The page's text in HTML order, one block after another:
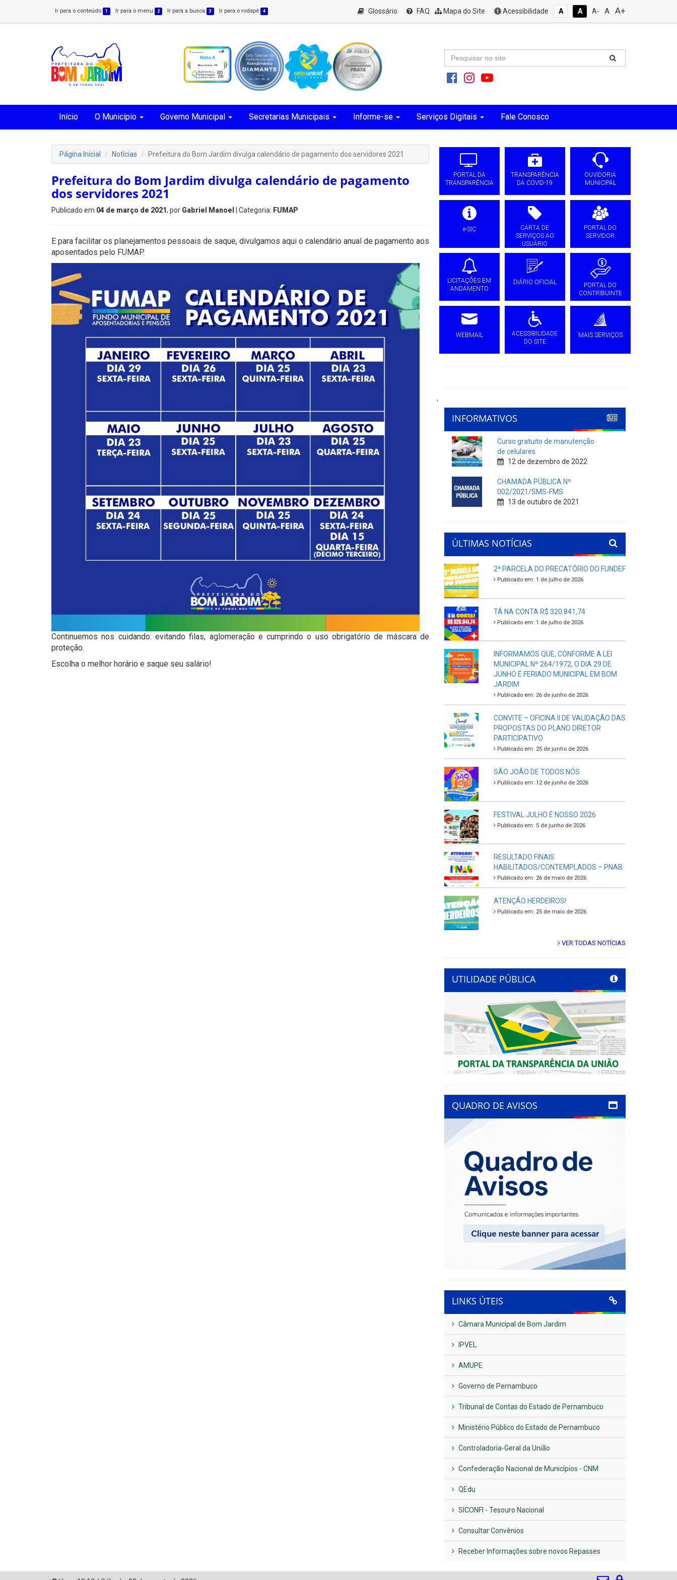
Ir para o conteúdo 1 Ir para o menu 2 Ir para a busca 3 Ir para o rodapé 4 Glossário FAQ Mapa do Site Acessibilidade A A A- A A+
Início O Município Governo Municipal Secretarias Municipais Informe-se Serviços Digitais Fale Conosco
Página Inicial Notícias Prefeitura do Bom Jardim divulga calendário de pagamento dos servidores 2021
Prefeitura do Bom Jardim divulga calendário de pagamento
dos servidores 2021
Publicado em 04 de março de 2021, por Gabriel Manoel | Categoria: FUMAP
E para facilitar os planejamentos pessoais de saque, divulgamos aqui o calendário anual de pagamento aos
aposentados pelo FUMAP.
Continuemos nos cuidando: evitando filas, aglomeração e cumprindo o uso obrigatório de máscara de
proteção.
Escolha o melhor horário e saque seu salário!
PORTAL DA
TRANSPARÊNCIA
TRANSPARÊNCIA
DA COVID-19
OUVIDORIA
MUNICIPAL
e-SIC
CARTA DE
SERVIÇOS AO
USUÁRIO
PORTAL DO
SERVIDOR
LICITAÇÕES EM
ANDAMENTO
DIÁRIO OFICIAL
PORTAL DO
CONTRIBUINTE
WEBMAIL
ACESSIBILIDADE
DO SITE
MAIS SERVIÇOS
'
INFORMATIVOS
Curso gratuito de manutenção
de celulares
12 de dezembro de 2022
CHAMADA PÚBLICA Nº
002/2021/SMS-FMS
13 de outubro de 2021
ÚLTIMAS NOTÍCIAS
2ª PARCELA DO PRECATÓRIO DO FUNDEF
Publicado em: 1 de julho de 2026
TÁ NA CONTA R$ 320.841,74
Publicado em: 1 de julho de 2026
INFORMAMOS QUE, CONFORME A LEI
MUNICIPAL Nº 264/1972, O DIA 29 DE
JUNHO É FERIADO MUNICIPAL EM BOM
JARDIM
Publicado em: 26 de junho de 2026
CONVITE – OFICINA II DE VALIDAÇÃO DAS
PROPOSTAS DO PLANO DIRETOR
PARTICIPATIVO
Publicado em: 25 de junho de 2026
SÃO JOÃO DE TODOS NÓS
Publicado em: 12 de junho de 2026
FESTIVAL JULHO É NOSSO 2026
Publicado em: 5 de junho de 2026
RESULTADO FINAIS
HABILITADOS/CONTEMPLADOS – PNAB
Publicado em: 26 de maio de 2026
ATENÇÃO HERDEIROS!
Publicado em: 25 de maio de 2026
VER TODAS NOTÍCIAS
UTILIDADE PÚBLICA
Previous Next
QUADRO DE AVISOS
LINKS ÚTEIS
Câmara Municipal de Bom Jardim
IPVEL
AMUPE
Governo de Pernambuco
Tribunal de Contas do Estado de Pernambuco
Ministério Público do Estado de Pernambuco
Controladoria-Geral da União
Confederação Nacional de Municípios - CNM
QEdu
SICONFI - Tesouro Nacional
Consultar Convênios
Receber Informações sobre novos Repasses